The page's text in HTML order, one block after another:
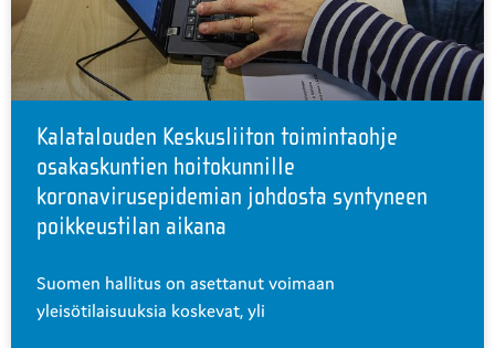
Kalatalouden Keskusliiton toimintaohje
osakaskuntien hoitokunnille
koronavirusepidemian johdosta syntyneen
poikkeustilan aikana
Suomen hallitus on asettanut voimaan
yleisötilaisuuksia koskevat, yli